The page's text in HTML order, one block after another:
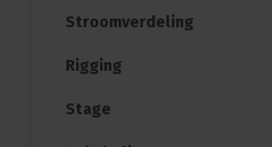
Stroomverdeling
Rigging
Stage